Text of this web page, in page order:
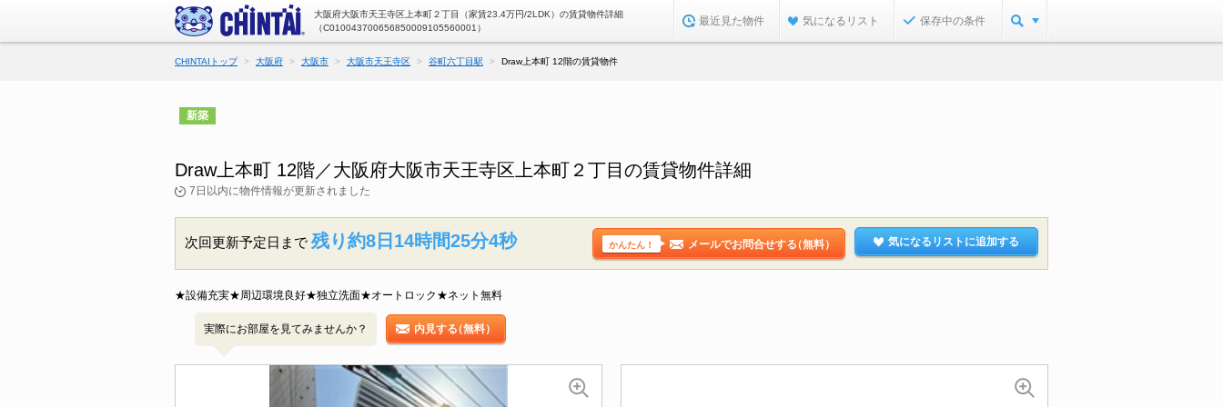
大阪府大阪市天王寺区上本町２丁目（家賃23.4万円/2LDK）の賃貸物件詳細
（C010043700656850009105560001）
最近見た物件 気になるリスト 保存中の条件
CHINTAIトップ 大阪府 大阪市 大阪市天王寺区 谷町六丁目駅 Draw上本町 12階の賃貸物件
新築
Draw上本町 12階／大阪府大阪市天王寺区上本町２丁目の賃貸物件詳細
7日以内に物件情報が更新されました
次回更新予定日まで 残り約8日14時間25分3秒 かんたん！ メールでお問合せする（無料） 気になるリストに追加する
★設備充実★周辺環境良好★独立洗面★オートロック★ネット無料
実際にお部屋を見てみませんか？ 内見する（無料）